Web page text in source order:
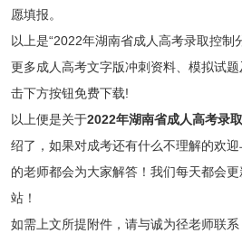
愿填报。
以上是“2022年湖南省成人高考录取控制
更多成人高考文字版冲刺资料、模拟试
击下方按钮免费下载!
以上便是关于2022年湖南省成人高考录
绍了，如果对成考还有什么不理解的欢
的老师都会为大家解答！我们每天都会
站！
如需上文所提附件，请与诚为径老师联